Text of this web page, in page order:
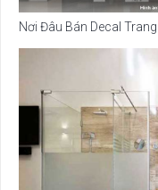
Nơi Đâu Bán Decal